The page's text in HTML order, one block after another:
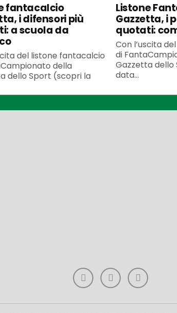
fantacalcio
i difensori più
a scuola da
del listone fantacalcio
della
dello Sport (scopri la
Listone
Gazzetta, i
quotati:
Con l’uscita
di
Gazzetta
data...